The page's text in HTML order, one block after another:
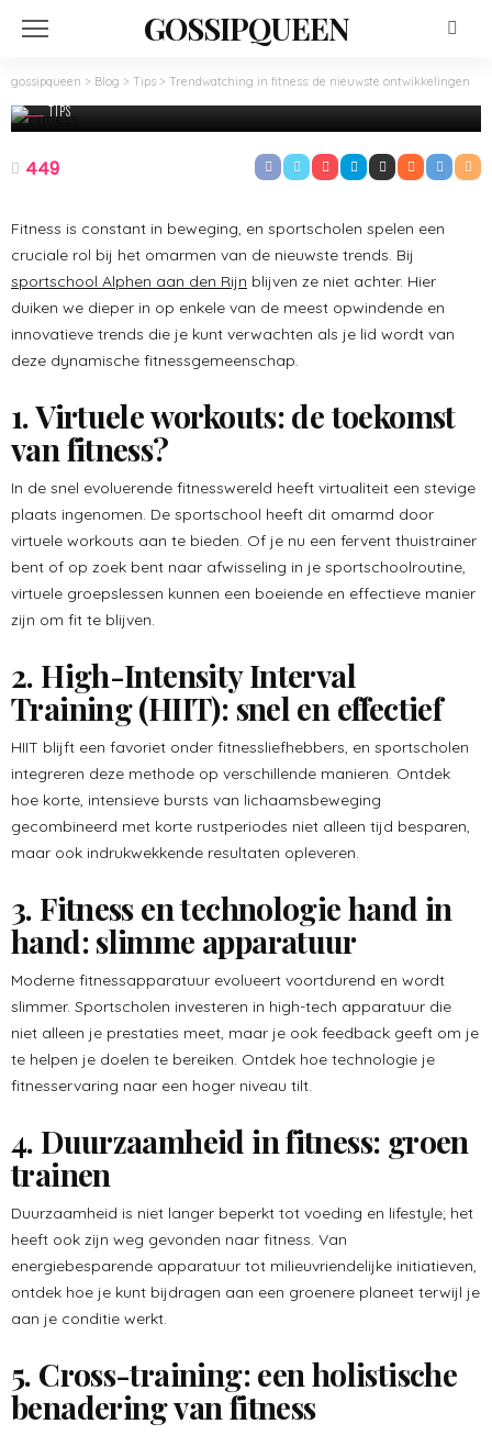
GOSSIPQUEEN
gossipqueen > Blog > Tips > Trendwatching in fitness: de nieuwste ontwikkelingen
TIPS
Trendwatching in fitness: de nieuwste
ontwikkelingen
449
Fitness is constant in beweging, en sportscholen spelen een
cruciale rol bij het omarmen van de nieuwste trends. Bij
sportschool Alphen aan den Rijn blijven ze niet achter. Hier
duiken we dieper in op enkele van de meest opwindende en
innovatieve trends die je kunt verwachten als je lid wordt van
deze dynamische fitnessgemeenschap.
1. Virtuele workouts: de toekomst
van fitness?
In de snel evoluerende fitnesswereld heeft virtualiteit een stevige
plaats ingenomen. De sportschool heeft dit omarmd door
virtuele workouts aan te bieden. Of je nu een fervent thuistrainer
bent of op zoek bent naar afwisseling in je sportschoolroutine,
virtuele groepslessen kunnen een boeiende en effectieve manier
zijn om fit te blijven.
2. High-Intensity Interval
Training (HIIT): snel en effectief
HIIT blijft een favoriet onder fitnessliefhebbers, en sportscholen
integreren deze methode op verschillende manieren. Ontdek
hoe korte, intensieve bursts van lichaamsbeweging
gecombineerd met korte rustperiodes niet alleen tijd besparen,
maar ook indrukwekkende resultaten opleveren.
3. Fitness en technologie hand in
hand: slimme apparatuur
Moderne fitnessapparatuur evolueert voortdurend en wordt
slimmer. Sportscholen investeren in high-tech apparatuur die
niet alleen je prestaties meet, maar je ook feedback geeft om je
te helpen je doelen te bereiken. Ontdek hoe technologie je
fitnesservaring naar een hoger niveau tilt.
4. Duurzaamheid in fitness: groen
trainen
Duurzaamheid is niet langer beperkt tot voeding en lifestyle; het
heeft ook zijn weg gevonden naar fitness. Van
energiebesparende apparatuur tot milieuvriendelijke initiatieven,
ontdek hoe je kunt bijdragen aan een groenere planeet terwijl je
aan je conditie werkt.
5. Cross-training: een holistische
benadering van fitness